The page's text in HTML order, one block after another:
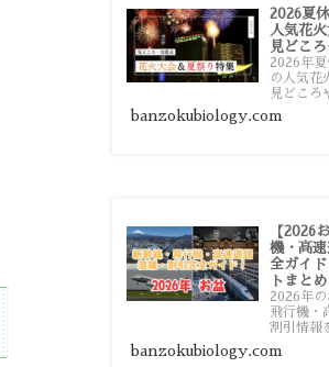
2026夏
人気花
見どこ
2026年夏
の人気花
見どころ
雑対策
注意点を
banzokubiology.com
【2026
機・高
全ガイ
トまとめ
2026年の
飛行機・
割引情報
約や最
予約する
banzokubiology.com